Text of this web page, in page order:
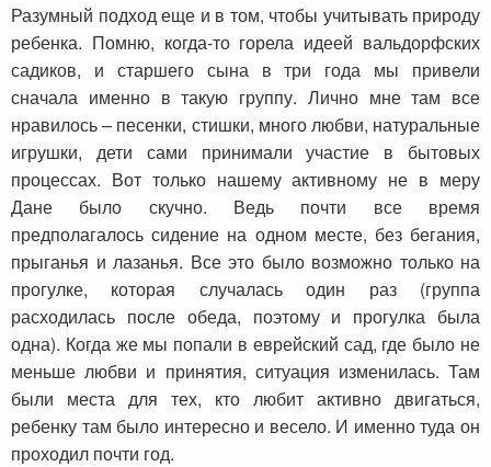
Разумный подход еще и в том, чтобы учитывать природу
ребенка. Помню, когда-то горела идеей вальдорфских
садиков, и старшего сына в три года мы привели
сначала именно в такую группу. Лично мне там все
нравилось – песенки, стишки, много любви, натуральные
игрушки, дети сами принимали участие в бытовых
процессах. Вот только нашему активному не в меру
Дане было скучно. Ведь почти все время
предполагалось сидение на одном месте, без бегания,
прыганья и лазанья. Все это было возможно только на
прогулке, которая случалась один раз (группа
расходилась после обеда, поэтому и прогулка была
одна). Когда же мы попали в еврейский сад, где было не
меньше любви и принятия, ситуация изменилась. Там
были места для тех, кто любит активно двигаться,
ребенку там было интересно и весело. И именно туда он
проходил почти год.